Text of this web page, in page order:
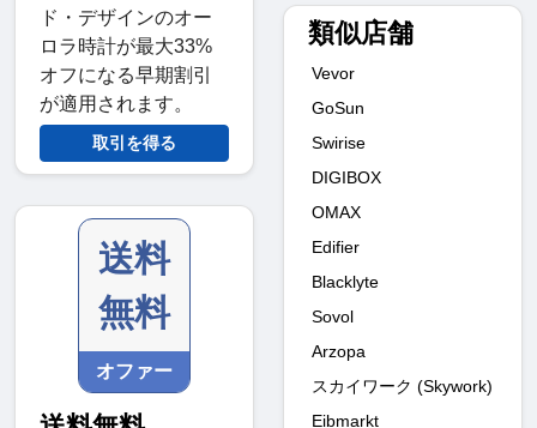
ド・デザインのオー
ロラ時計が最大33%
オフになる早期割引
が適用されます。
取引を得る
送料
無料
オファー
類似店舗
Vevor
GoSun
Swirise
DIGIBOX
OMAX
Edifier
Blacklyte
Sovol
Arzopa
スカイワーク (Skywork)
Eibmarkt